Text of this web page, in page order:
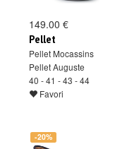
149.00 €
Pellet
Pellet Mocassins
Pellet Auguste
40 - 41 - 43 - 44
Favori
-20%